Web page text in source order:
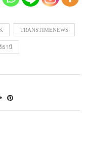
TRANSTIMENEWS
ธานี